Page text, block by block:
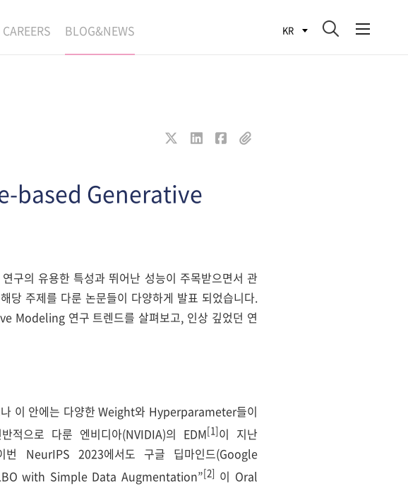
CAREERS BLOG&NEWS KR
based Generative
의 유용한 특성과 뛰어난 성능이 주목받으면서 관
당 주제를 다룬 논문들이 다양하게 발표 되었습니다.
Modeling 연구 트렌드를 살펴보고, 인상 깊었던 연
이 안에는 다양한 Weight와 Hyperparameter들이
으로 다룬 엔비디아(NVIDIA)의 EDM[1]이 지난
NeurIPS 2023에서도 구글 딥마인드(Google
with Simple Data Augmentation”[2] 이 Oral